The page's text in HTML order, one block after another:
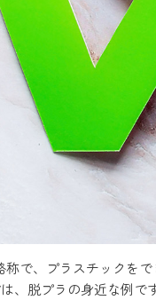
称で、プラスチックを
、脱プラの身近な例